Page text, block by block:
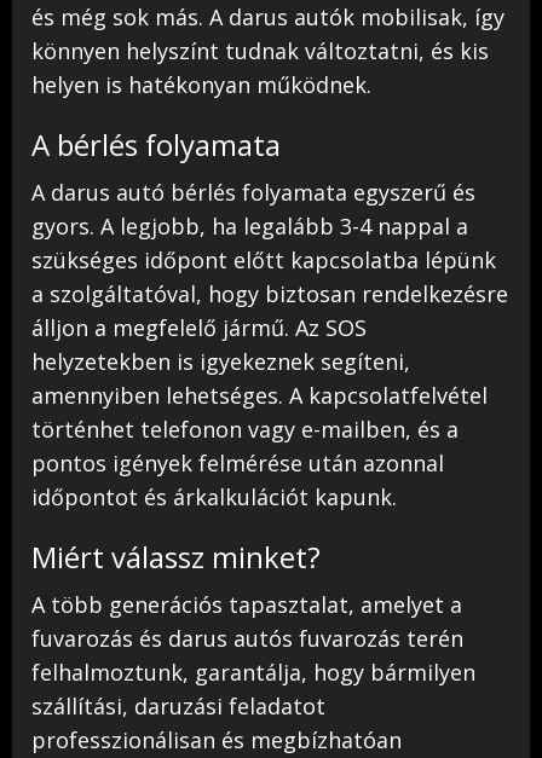
és még sok más. A darus autók mobilisak, így
könnyen helyszínt tudnak változtatni, és kis
helyen is hatékonyan működnek.
A bérlés folyamata
A darus autó bérlés folyamata egyszerű és
gyors. A legjobb, ha legalább 3-4 nappal a
szükséges időpont előtt kapcsolatba lépünk
a szolgáltatóval, hogy biztosan rendelkezésre
álljon a megfelelő jármű. Az SOS
helyzetekben is igyekeznek segíteni,
amennyiben lehetséges. A kapcsolatfelvétel
történhet telefonon vagy e-mailben, és a
pontos igények felmérése után azonnal
időpontot és árkalkulációt kapunk.
Miért válassz minket?
A több generációs tapasztalat, amelyet a
fuvarozás és darus autós fuvarozás terén
felhalmoztunk, garantálja, hogy bármilyen
szállítási, daruzási feladatot
professzionálisan és megbízhatóan